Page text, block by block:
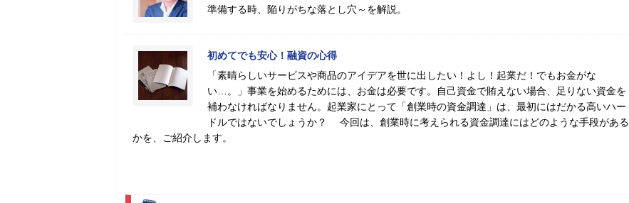
準備する時、陥りがちな落とし穴～を解説。
初めてでも安心！融資の心得
「素晴らしいサービスや商品のアイデアを世に出したい！よし！起業だ！でもお金がな
い…。」事業を始めるためには、お金は必要です。自己資金で賄えない場合、足りない資金を
補わなければなりません。起業家にとって「創業時の資金調達」は、最初にはだかる高いハー
ドルではないでしょうか？ 今回は、創業時に考えられる資金調達にはどのような手段がある
かを、ご紹介します。